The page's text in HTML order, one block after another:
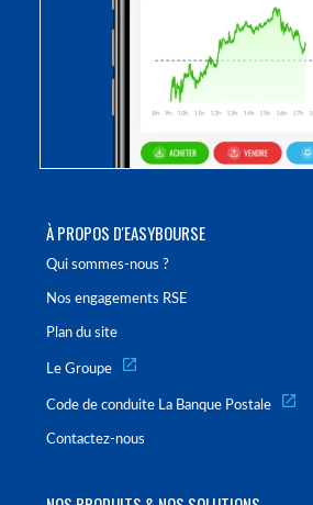
À PROPOS D'EASYBOURSE
Qui sommes-nous ?
Nos engagements RSE
Plan du site
Le Groupe
Code de conduite La Banque Postale
Contactez-nous